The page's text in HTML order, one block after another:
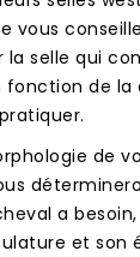
vous
selle qui
de la
de
a
et son